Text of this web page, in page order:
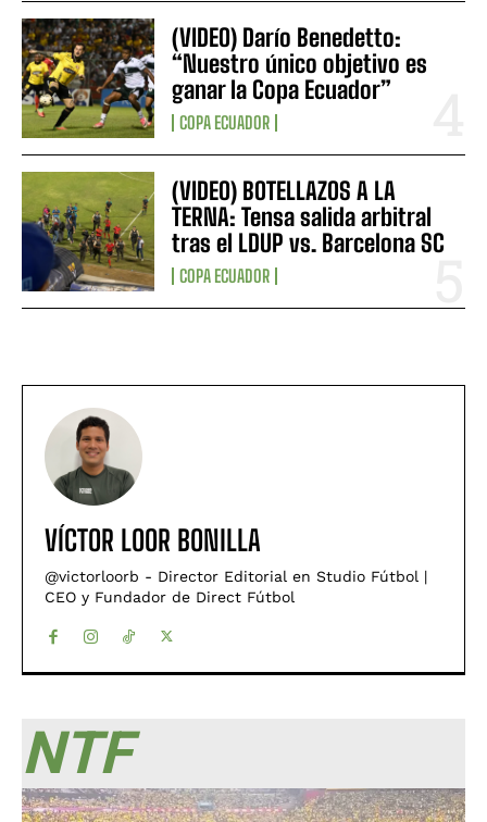
(VIDEO) Darío Benedetto:
“Nuestro único objetivo es
ganar la Copa Ecuador”
COPA ECUADOR
(VIDEO) BOTELLAZOS A LA
TERNA: Tensa salida arbitral
tras el LDUP vs. Barcelona SC
COPA ECUADOR
VÍCTOR LOOR BONILLA
@victorloorb - Director Editorial en Studio Fútbol |
CEO y Fundador de Direct Fútbol
NTF